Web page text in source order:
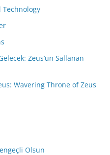
Technology
Zeus’un Sallanan
Wavering Throne of Zeus
Olsun